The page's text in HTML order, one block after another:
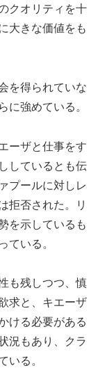
クオリティを十
大きな価値をも
を得られていな
に強めている。
ーザと仕事をす
しているとも伝
プールに対しレ
拒否された。リ
を示しているも
ている。
も残しつつ、慎
求と、キエーザ
ける必要がある
況もあり、クラ
いる。